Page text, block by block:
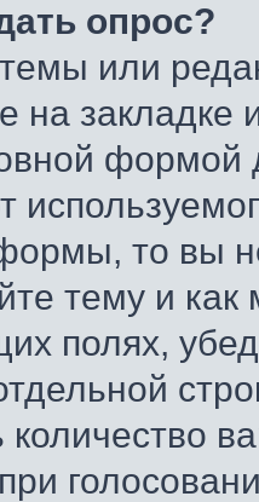
опрос?
или
на
формой
то вы
тему и
полях,